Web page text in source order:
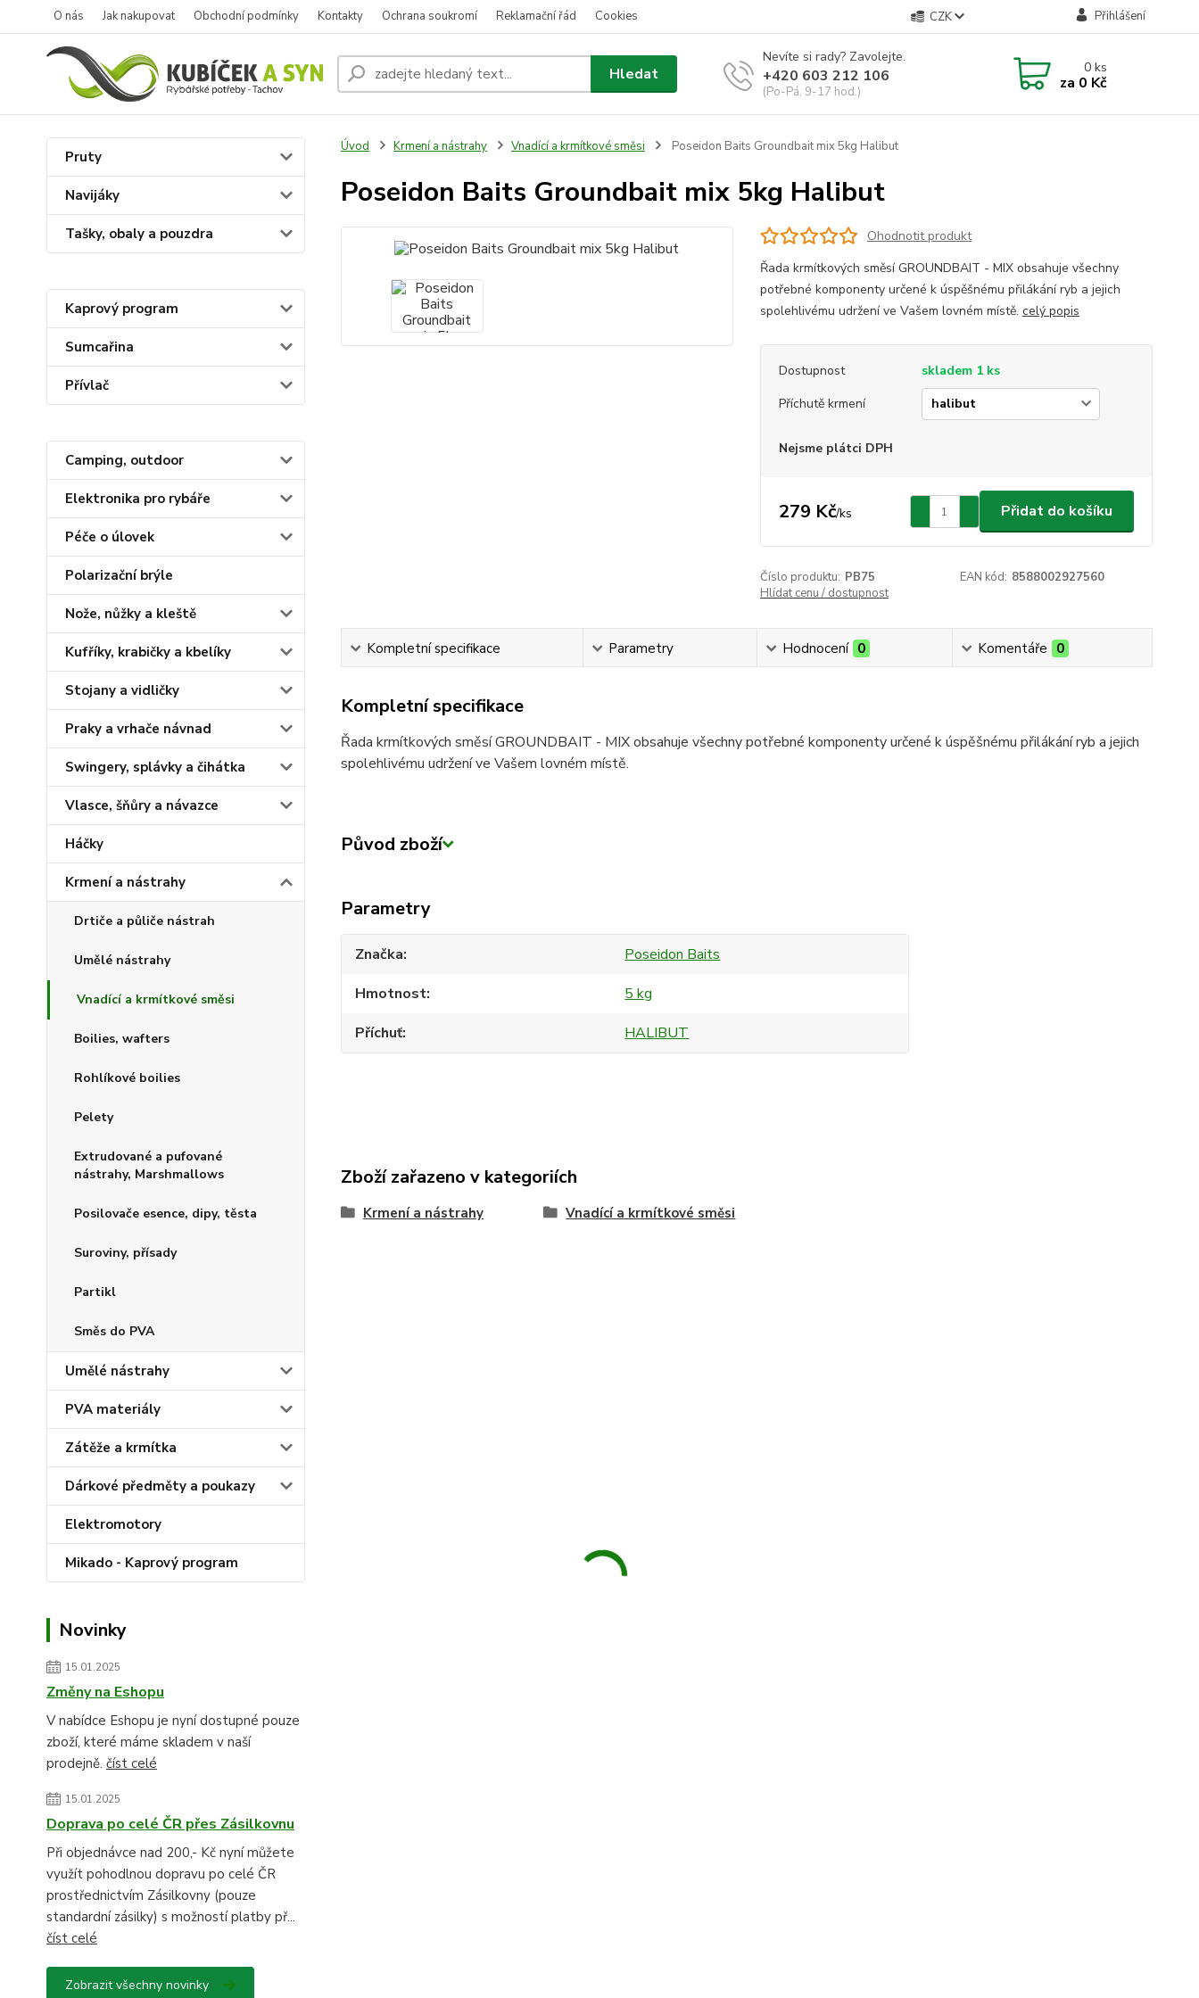
O nás Jak nakupovat Obchodní podmínky Kontakty Ochrana soukromí Reklamační řád Cookies CZK Přihlášení
Hledat
Nevíte si rady? Zavolejte.
+420 603 212 106
(Po-Pá, 9-17 hod.)
0ks
za 0 Kč
Pruty
Navijáky
Tašky, obaly a pouzdra
Kaprový program
Sumcařina
Přívlač
Camping, outdoor
Elektronika pro rybáře
Péče o úlovek
Polarizační brýle
Nože, nůžky a kleště
Kufříky, krabičky a kbelíky
Stojany a vidličky
Praky a vrhače návnad
Swingery, splávky a čihátka
Vlasce, šňůry a návazce
Háčky
Krmení a nástrahy
Drtiče a půliče nástrah
Umělé nástrahy
Vnadící a krmítkové směsi
Boilies, wafters
Rohlíkové boilies
Pelety
Extrudované a pufované
nástrahy, Marshmallows
Posilovače esence, dipy, těsta
Suroviny, přísady
Partikl
Směs do PVA
Umělé nástrahy
PVA materiály
Zátěže a krmítka
Dárkové předměty a poukazy
Elektromotory
Mikado - Kaprový program
Novinky
15.01.2025
Změny na Eshopu
V nabídce Eshopu je nyní dostupné pouze
zboží, které máme skladem v naší
prodejně. číst celé
15.01.2025
Doprava po celé ČR přes Zásilkovnu
Při objednávce nad 200,- Kč nyní můžete
využít pohodlnou dopravu po celé ČR
prostřednictvím Zásilkovny (pouze
standardní zásilky) s možností platby př...
číst celé
Zobrazit všechny novinky
Úvod Krmení a nástrahy Vnadící a krmítkové směsi Poseidon Baits Groundbait mix 5kg Halibut
Poseidon Baits Groundbait mix 5kg Halibut
Ohodnotit produkt
Řada krmítkových směsí GROUNDBAIT - MIX obsahuje všechny
potřebné komponenty určené k úspěšnému přilákání ryb a jejich
spolehlivému udržení ve Vašem lovném místě. celý popis
Dostupnost
skladem 1 ks
Příchutě krmení
Nejsme plátci DPH
279 Kč/ks Přidat do košíku
Číslo produktu: PB75 EAN kód: 8588002927560
Hlídat cenu / dostupnost
Kompletní specifikace Parametry Hodnocení 0 Komentáře 0
Kompletní specifikace
Řada krmítkových směsí GROUNDBAIT - MIX obsahuje všechny potřebné komponenty určené k úspěšnému přilákání ryb a jejich
spolehlivému udržení ve Vašem lovném místě.
Původ zboží
Parametry
Značka
Poseidon Baits
Hmotnost
5 kg
Příchuť
HALIBUT
Zboží zařazeno v kategoriích
Krmení a nástrahy Vnadící a krmítkové směsi